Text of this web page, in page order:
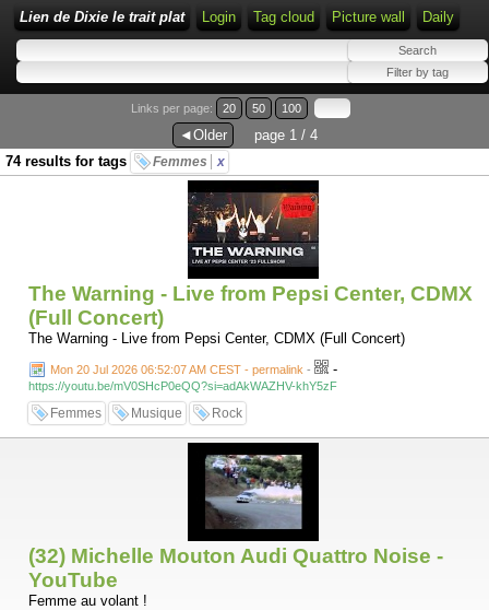
Lien de Dixie le trait plat Login Tag cloud Picture wall Daily
Links per page: 20 50 100
◄Older
page 1 / 4
74 results for tags
Femmes x
The Warning - Live from Pepsi Center, CDMX
(Full Concert)
The Warning - Live from Pepsi Center, CDMX (Full Concert)
Mon 20 Jul 2026 06:52:07 AM CEST - permalink - -
https://youtu.be/mV0SHcP0eQQ?si=adAkWAZHV-khY5zF
Femmes Musique Rock
(32) Michelle Mouton Audi Quattro Noise -
YouTube
Femme au volant !